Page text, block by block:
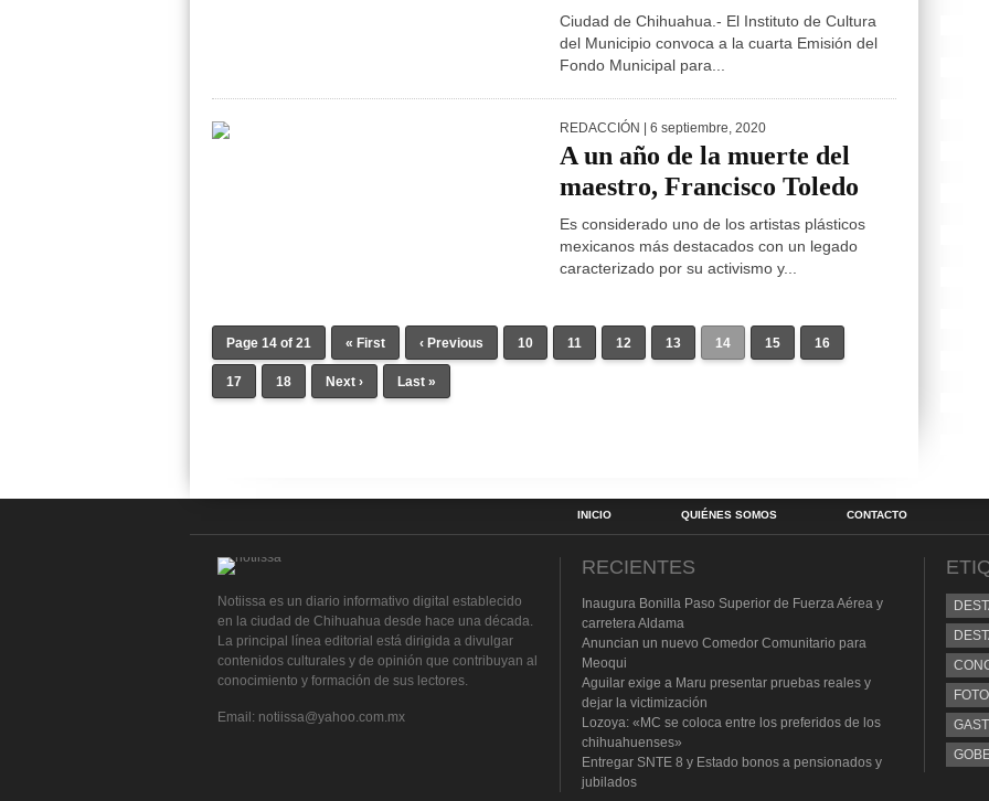
Ciudad de Chihuahua.- El Instituto de Cultura
del Municipio convoca a la cuarta Emisión del
Fondo Municipal para...
REDACCIÓN | 6 septiembre, 2020
A un año de la muerte del
maestro, Francisco Toledo
Es considerado uno de los artistas plásticos
mexicanos más destacados con un legado
caracterizado por su activismo y...
Page 14 of 21 « First ‹ Previous 10 11 12 13 14 15 16
17 18 Next › Last »
INICIO QUIÉNES SOMOS CONTACTO
Notiissa es un diario informativo digital establecido
en la ciudad de Chihuahua desde hace una década.
La principal línea editorial está dirigida a divulgar
contenidos culturales y de opinión que contribuyan al
conocimiento y formación de sus lectores.
Email: notiissa@yahoo.com.mx
RECIENTES
Inaugura Bonilla Paso Superior de Fuerza Aérea y
carretera Aldama
Anuncian un nuevo Comedor Comunitario para
Meoqui
Aguilar exige a Maru presentar pruebas reales y
dejar la victimización
Lozoya: «MC se coloca entre los preferidos de los
chihuahuenses»
Entregar SNTE 8 y Estado bonos a pensionados y
jubilados